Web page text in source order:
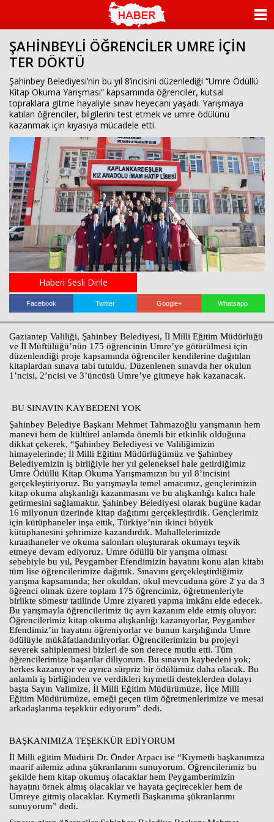
ŞAHİNBEYLİ ÖĞRENCİLER UMRE İÇİN
TER DÖKTÜ
Şahinbey Belediyesi’nin bu yıl 8’incisini düzenlediği “Umre Ödüllü
Kitap Okuma Yarışması” kapsamında öğrenciler, kutsal
topraklara gitme hayaliyle sınav heyecanı yaşadı. Yarışmaya
katılan öğrenciler, bilgilerini test etmek ve umre ödülünü
kazanmak için kıyasıya mücadele etti.
Haberi Sesli Dinle
Facebook Twitter Google+ Whatsapp
Gaziantep Valiliği, Şahinbey Belediyesi, İl Milli Eğitim Müdürlüğü
ve İl Müftülüğü’nün 175 öğrencinin Umre’ye götürülmesi için
düzenlendiği proje kapsamında öğrenciler kendilerine dağıtılan
kitaplardan sınava tabi tutuldu. Düzenlenen sınavda her okulun
1’ncisi, 2’ncisi ve 3’üncüsü Umre’ye gitmeye hak kazanacak.
BU SINAVIN KAYBEDENİ YOK
Şahinbey Belediye Başkanı Mehmet Tahmazoğlu yarışmanın hem
manevi hem de kültürel anlamda önemli bir etkinlik olduğuna
dikkat çekerek, “Şahinbey Belediyesi ve Valiliğimizin
himayelerinde; İl Milli Eğitim Müdürlüğümüz ve Şahinbey
Belediyemizin iş birliğiyle her yıl geleneksel hale getirdiğimiz
Umre Ödüllü Kitap Okuma Yarışmamızın bu yıl 8’incisini
gerçekleştiriyoruz. Bu yarışmayla temel amacımız, gençlerimizin
kitap okuma alışkanlığı kazanmasını ve bu alışkanlığı kalıcı hale
getirmesini sağlamaktır. Şahinbey Belediyesi olarak bugüne kadar
16 milyonun üzerinde kitap dağıtımı gerçekleştirdik. Gençlerimiz
için kütüphaneler inşa ettik, Türkiye’nin ikinci büyük
kütüphanesini şehrimize kazandırdık. Mahallelerimizde
kıraathaneler ve okuma salonları oluşturarak okumayı teşvik
etmeye devam ediyoruz. Umre ödüllü bir yarışma olması
sebebiyle bu yıl, Peygamber Efendimizin hayatını konu alan kitabı
tüm lise öğrencilerimize dağıttık. Sınavını gerçekleştirdiğimiz
yarışma kapsamında; her okuldan, okul mevcuduna göre 2 ya da 3
öğrenci olmak üzere toplam 175 öğrencimiz, öğretmenleriyle
birlikte sömestr tatilinde Umre ziyareti yapma imkânı elde edecek.
Bu yarışmayla öğrencilerimiz üç ayrı kazanım elde etmiş oluyor:
Öğrencilerimiz kitap okuma alışkanlığı kazanıyorlar, Peygamber
Efendimiz’in hayatını öğreniyorlar ve bunun karşılığında Umre
ödülüyle mükâfatlandırılıyorlar. Öğrencilerimizin bu projeyi
severek sahiplenmesi bizleri de son derece mutlu etti. Tüm
öğrencilerimize başarılar diliyorum. Bu sınavın kaybedeni yok;
herkes kazanıyor ve ayrıca sürpriz bir ödülümüz daha olacak. Bu
anlamlı iş birliğinden ve verdikleri kıymetli desteklerden dolayı
başta Sayın Valimize, İl Milli Eğitim Müdürümüze, İlçe Milli
Eğitim Müdürümüze, emeği geçen tüm öğretmenlerimize ve mesai
arkadaşlarıma teşekkür ediyorum” dedi.
BAŞKANIMIZA TEŞEKKÜR EDİYORUM
İl Milli eğitim Müdürü Dr. Önder Arpacı ise “Kıymetli başkanımıza
maarif ailemiz adına şükranlarımı sunuyorum. Öğrencilerimiz bu
şekilde hem kitap okumuş olacaklar hem Peygamberimizin
hayatını örnek almış olacaklar ve hayata geçirecekler hem de
Umreye gitmiş olacaklar. Kıymetli Başkanıma şükranlarımı
sunuyorum” dedi.
KATEGORİLER
ANKETLER
VİDEO GALERİ
KÜNYE
İLETİŞİM